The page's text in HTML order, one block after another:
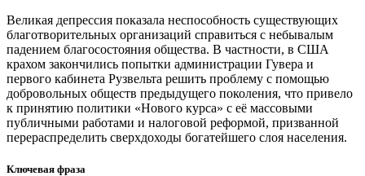
Великая депрессия показала неспособность существующих
благотворительных организаций справиться с небывалым
падением благосостояния общества. В частности, в США
крахом закончились попытки администрации Гувера и
первого кабинета Рузвельта решить проблему с помощью
добровольных обществ предыдущего поколения, что привело
к принятию политики «Нового курса» с её массовыми
публичными работами и налоговой реформой, призванной
перераспределить сверхдоходы богатейшего слоя населения.
Ключевая фраза